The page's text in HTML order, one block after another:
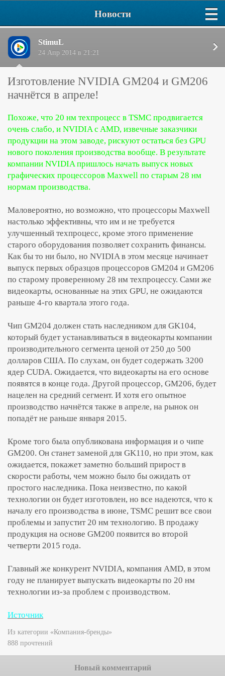
Новости
StimuL
24 Апр 2014 в 21:21
Изготовление NVIDIA GM204 и GM206
начнётся в апреле!
Похоже, что 20 нм техпроцесс в TSMC продвигается
очень слабо, и NVIDIA c AMD, извечные заказчики
продукции на этом заводе, рискуют остаться без GPU
нового поколения производства вообще. В результате
компании NVIDIA пришлось начать выпуск новых
графических процессоров Maxwell по старым 28 нм
нормам производства.
Маловероятно, но возможно, что процессоры Maxwell
настолько эффективны, что им и не требуется
улучшенный техпроцесс, кроме этого применение
старого оборудования позволяет сохранить финансы.
Как бы то ни было, но NVIDIA в этом месяце начинает
выпуск первых образцов процессоров GM204 и GM206
по старому проверенному 28 нм техпроцессу. Сами же
видеокарты, основанные на этих GPU, не ожидаются
раньше 4-го квартала этого года.
Чип GM204 должен стать наследником для GK104,
который будет устанавливаться в видеокарты компании
производительного сегмента ценой от 250 до 500
долларов США. По слухам, он будет содержать 3200
ядер CUDA. Ожидается, что видеокарты на его основе
появятся в конце года. Другой процессор, GM206, будет
нацелен на средний сегмент. И хотя его опытное
производство начнётся также в апреле, на рынок он
попадёт не раньше января 2015.
Кроме того была опубликована информация и о чипе
GM200. Он станет заменой для GK110, но при этом, как
ожидается, покажет заметно больший прирост в
скорости работы, чем можно было бы ожидать от
простого наследника. Пока неизвестно, по какой
технологии он будет изготовлен, но все надеются, что к
началу его производства в июне, TSMC решит все свои
проблемы и запустит 20 нм технологию. В продажу
продукция на основе GM200 появится во второй
четверти 2015 года.
Главный же конкурент NVIDIA, компания AMD, в этом
году не планирует выпускать видеокарты по 20 нм
технологии из-за проблем с производством.
Источник
Из категории «Компания-бренды»
888 прочтений
Новый комментарий